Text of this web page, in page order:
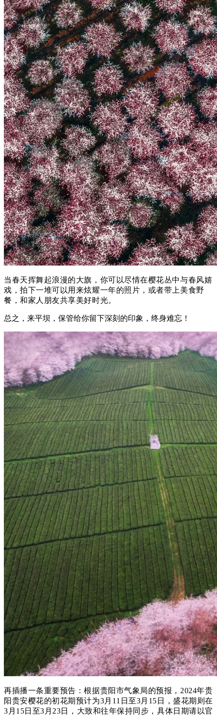
当春天挥舞起浪漫的大旗，你可以尽情在樱花丛中与春风嬉
戏，拍下一堆可以用来炫耀一年的照片，或者带上美食野
餐，和家人朋友共享美好时光。
总之，来平坝，保管给你留下深刻的印象，终身难忘！
再插播一条重要预告：根据贵阳市气象局的预报，2024年贵
阳贵安樱花的初花期预计为3月11日至3月15日，盛花期则在
3月15日至3月23日，大致和往年保持同步，具体日期请以官